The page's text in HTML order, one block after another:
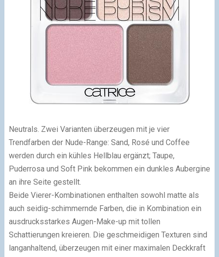
Neutrals. Zwei Varianten überzeugen mit je vier
Trendfarben der Nude-Range: Sand, Rosé und Coffee
werden durch ein kühles Hellblau ergänzt; Taupe,
Puderrosa und Soft Pink bekommen ein dunkles Aubergine
an ihre Seite gestellt.
Beide Vierer-Kombinationen enthalten sowohl matte als
auch seidig-schimmernde Farben, die in Kombination ein
ausdrucksstarkes Augen-Make-up mit tollen
Schattierungen kreieren. Die geschmeidigen Texturen sind
langanhaltend, überzeugen mit einer maximalen Deckkraft